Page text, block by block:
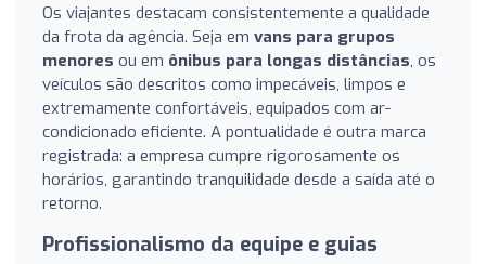
Os viajantes destacam consistentemente a qualidade
da frota da agência. Seja em vans para grupos
menores ou em ônibus para longas distâncias, os
veículos são descritos como impecáveis, limpos e
extremamente confortáveis, equipados com ar-
condicionado eficiente. A pontualidade é outra marca
registrada: a empresa cumpre rigorosamente os
horários, garantindo tranquilidade desde a saída até o
retorno.
Profissionalismo da equipe e guias